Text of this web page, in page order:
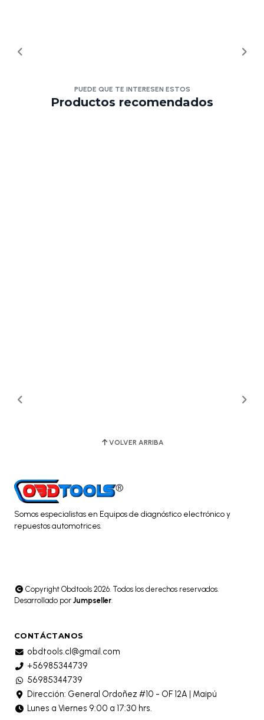
PUEDE QUE TE INTERESEN ESTOS
Productos recomendados
VOLVER ARRIBA
Somos especialistas en Equipos de diagnóstico electrónico y
repuestos automotrices.
Copyright Obdtools 2026. Todos los derechos reservados.
Desarrollado por Jumpseller
CONTÁCTANOS
obdtools.cl@gmail.com
+56985344739
56985344739
Dirección: General Ordoñez #10 - OF 12A | Maipú
Lunes a Viernes 9:00 a 17:30 hrs.